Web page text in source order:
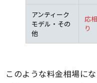
アンティーク
モデル・その
他
応
り
このような料金相場に